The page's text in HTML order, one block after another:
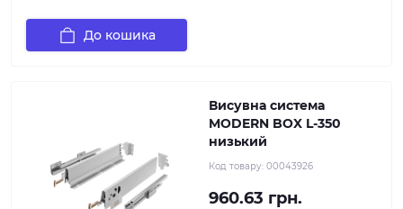
До кошика
Висувна система
MODERN BOX L-350
низький
Код товару: 00043926
960.63 грн.